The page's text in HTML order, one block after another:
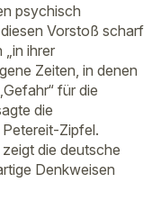
psychisch
Vorstoß scharf
„in ihrer
Zeiten, in denen
für die
die
Zipfel.
die deutsche
Denkweisen